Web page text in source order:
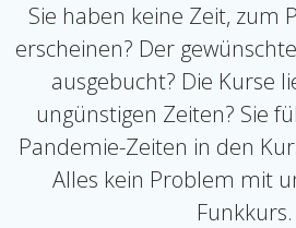
Sie haben keine Zeit, zum
erscheinen? Der
ausgebucht? Die Kurse
ungünstigen Zeiten? Sie
Pandemie-Zeiten in den
Alles kein Problem mit
Funkkurs.